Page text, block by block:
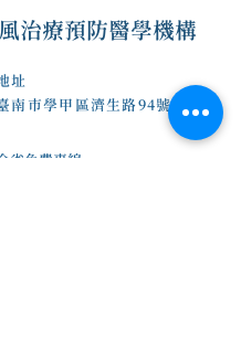
治療預防醫學機構
址
南市學甲區濟生路94號
​全省免費專線